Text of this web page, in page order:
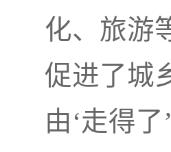
化、旅游
促进了城
由‘走得